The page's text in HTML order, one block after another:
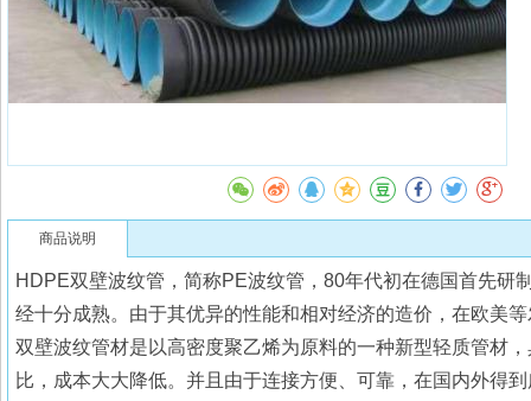
商品说明
HDPE双壁波纹管，简称PE波纹管，80年代初在德国首先研
经十分成熟。由于其优异的性能和相对经济的造价，在欧美
双壁波纹管材是以高密度聚乙烯为原料的一种新型轻质管材
比，成本大大降低。并且由于连接方便、可靠，在国内外得